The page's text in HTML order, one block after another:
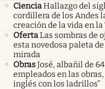
CienciaHallazgo del
cordillera de los Andes
creación de la vida en
OfertaLas sombras de
esta novedosa paleta
mirada
ObrasJosé, albañil de
empleados en las
inglés con los ladrillos”